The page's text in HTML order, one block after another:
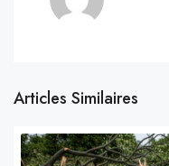
Articles Similaires